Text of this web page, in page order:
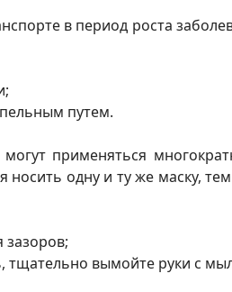
в период роста
путем.
применяться
носить одну и ту же маску,
зазоров;
тщательно вымойте руки с